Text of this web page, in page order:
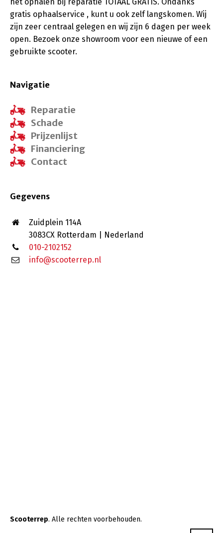
gratis ophaalservice , kunt u ook zelf langskomen. Wij
zijn zeer centraal gelegen en wij zijn 6 dagen per week
open. Bezoek onze showroom voor een nieuwe of een
gebruikte scooter.
Navigatie
Reparatie
Schade
Prijzenlijst
Financiering
Contact
Gegevens
Zuidplein 114A
3083CX Rotterdam | Nederland
010-2102152
info@scooterrep.nl
Scooterrep. Alle rechten voorbehouden.